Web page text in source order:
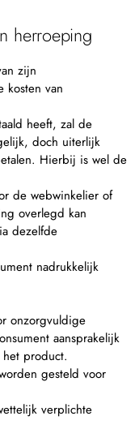
herroeping
zijn
kosten van
heeft, zal de
doch uiterlijk
Hierbij is wel de
de webwinkelier of
overlegd kan
dezelfde
nadrukkelijk
onzorgvuldige
aansprakelijk
product.
gesteld voor
verplichte